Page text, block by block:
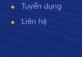
Tuyển dụng
Liên hệ